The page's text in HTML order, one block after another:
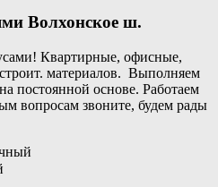
Волхонское ш.
Квартирные, офисные,
материалов. Выполняем
постоянной основе. Работаем
вопросам звоните, будем рады